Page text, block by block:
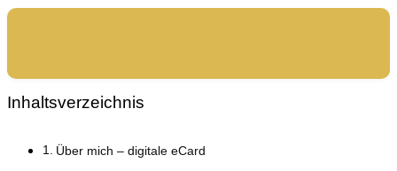
Inhaltsverzeichnis
Über mich – digitale eCard